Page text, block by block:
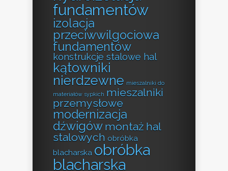
fundamentów
izolacja
przeciwwilgociowa
fundamentów
konstrukcje stalowe hal
kątowniki
nierdzewne mieszalniki do
materiałów sypkich mieszalniki
przemysłowe
modernizacja
dźwigów montaż hal
stalowych obróbka
blacharska obróbka
blacharska